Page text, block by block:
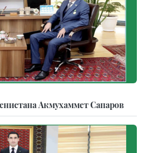
Акмухаммет Сапаров